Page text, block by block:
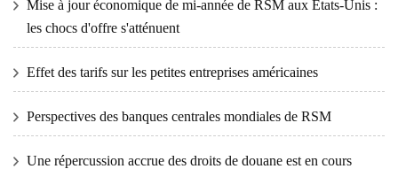
Mise à jour économique de mi-année de RSM aux États-Unis :
les chocs d'offre s'atténuent
Effet des tarifs sur les petites entreprises américaines
Perspectives des banques centrales mondiales de RSM
Une répercussion accrue des droits de douane est en cours